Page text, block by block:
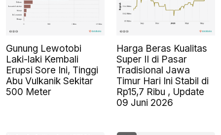
Gunung Lewotobi
Laki-laki Kembali
Erupsi Sore Ini, Tinggi
Abu Vulkanik Sekitar
500 Meter
Harga Beras Kualitas
Super II di Pasar
Tradisional Jawa
Timur Hari Ini Stabil di
Rp15,7 Ribu , Update
09 Juni 2026